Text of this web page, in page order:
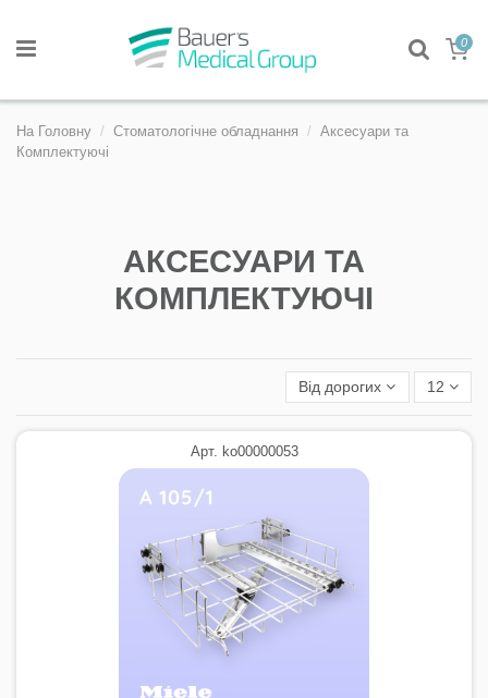
0
На Головну Стоматологічне обладнання
Аксесуари та
Комплектуючі
АКСЕСУАРИ ТА
КОМПЛЕКТУЮЧІ
Від дорогих 12
Арт. ko00000053